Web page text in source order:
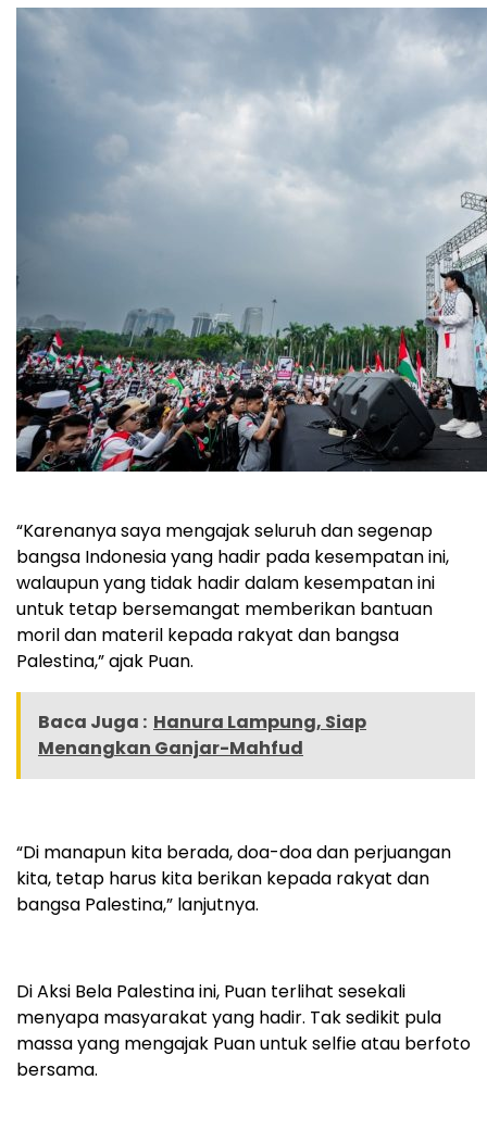
“Karenanya saya mengajak seluruh dan segenap
bangsa Indonesia yang hadir pada kesempatan ini,
walaupun yang tidak hadir dalam kesempatan ini
untuk tetap bersemangat memberikan bantuan
moril dan materil kepada rakyat dan bangsa
Palestina,” ajak Puan.
Baca Juga : Hanura Lampung, Siap
Menangkan Ganjar-Mahfud
“Di manapun kita berada, doa-doa dan perjuangan
kita, tetap harus kita berikan kepada rakyat dan
bangsa Palestina,” lanjutnya.
Di Aksi Bela Palestina ini, Puan terlihat sesekali
menyapa masyarakat yang hadir. Tak sedikit pula
massa yang mengajak Puan untuk selfie atau berfoto
bersama.